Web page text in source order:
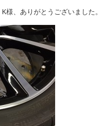
、ありがとうございました。